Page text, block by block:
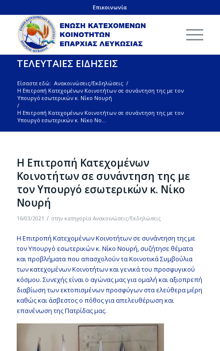
Επικοινωνία
ΤΕΛΕΥΤΑΙΕΣ ΕΙΔΗΣΕΙΣ
Είσαστε εδώ: Ανακοινώσεις/Εκδηλώσεις /
Η Επιτροπή Κατεχομένων Κοινοτήτων σε συνάντηση της με τον
Υπουργό εσωτερικών κ. Νίκο Νουρή
/
Η Επιτροπή Κατεχομένων Κοινοτήτων σε συνάντηση της με τον
Υπουργό εσωτερικών κ. Νίκο Νο...
Η Επιτροπή Κατεχομένων
Κοινοτήτων σε συνάντηση της με
τον Υπουργό εσωτερικών κ. Νίκο
Νουρή
16/03/2021 / στην κατηγορία Ανακοινώσεις/Εκδηλώσεις
Η Επιτροπή Κατεχομένων Κοινοτήτων σε συνάντηση της με
τον Υπουργό εσωτερικών κ. Νίκο Νουρή, συζήτησε θέματα
και προβλήματα που απασχολούν τα Κοινοτικά Συμβούλια
των κατεχομένων Κοινοτήτων και γενικά του προσφυγικού
κόσμου. Συνεχής είναι ο αγώνας μας για ομαλή και αξιοπρεπή
διαβίωση των εκτοπισμένων προσφύγων στα ελεύθερα μέρη
καθώς και άσβεστος ο πόθος για απελευθέρωση και
επανένωση της Πατρίδας μας.